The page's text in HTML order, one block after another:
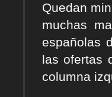
Quedan
muchas
españolas
las ofertas
columna